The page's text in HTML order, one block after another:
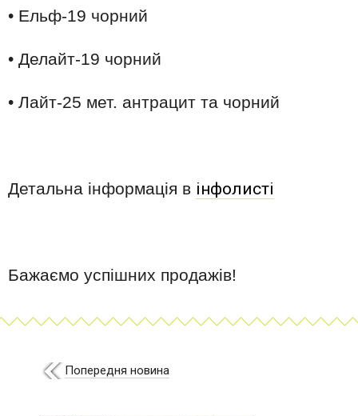
• Ельф-19 чорний
• Делайт-19 чорний
• Лайт-25 мет. антрацит та чорний
Детальна інформація в інфолисті
Бажаємо успішних продажів!
Попередня новина